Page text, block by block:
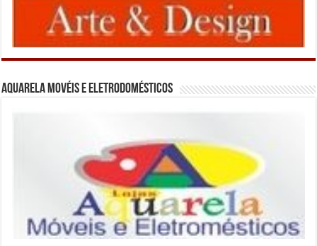
Aquarela Movéis e Eletrodomésticos